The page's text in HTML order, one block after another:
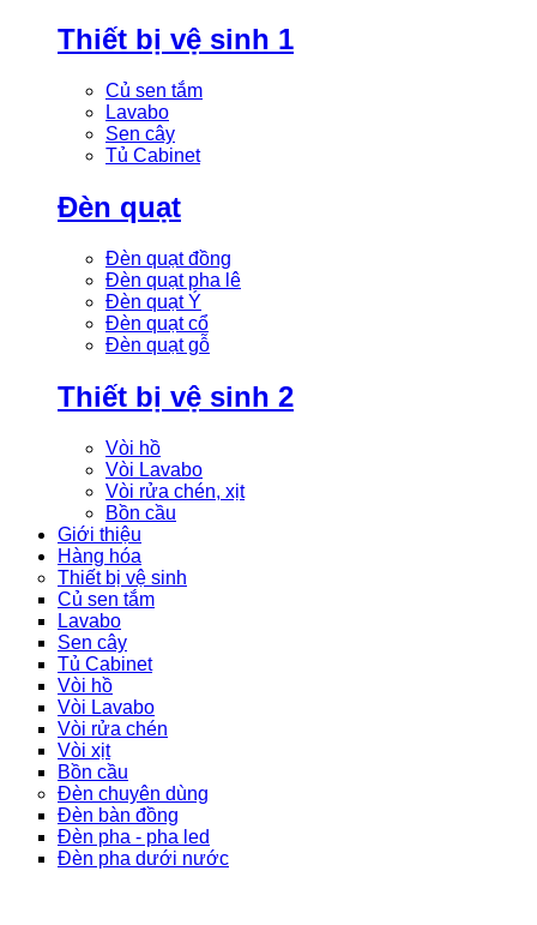
Thiết bị vệ sinh 1
Củ sen tắm
Lavabo
Sen cây
Tủ Cabinet
Đèn quạt
Đèn quạt đồng
Đèn quạt pha lê
Đèn quạt Ý
Đèn quạt cổ
Đèn quạt gỗ
Thiết bị vệ sinh 2
Vòi hồ
Vòi Lavabo
Vòi rửa chén, xịt
Bồn cầu
Giới thiệu
Hàng hóa
Thiết bị vệ sinh
Củ sen tắm
Lavabo
Sen cây
Tủ Cabinet
Vòi hồ
Vòi Lavabo
Vòi rửa chén
Vòi xịt
Bồn cầu
Đèn chuyên dùng
Đèn bàn đồng
Đèn pha - pha led
Đèn pha dưới nước